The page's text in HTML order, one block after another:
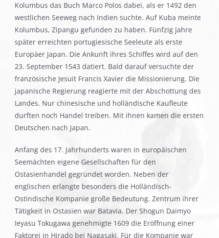
Kolumbus das Buch Marco Polos dabei, als er 1492 den
westlichen Seeweg nach Indien suchte. Auf Kuba meinte
Kolumbus, Zipangu gefunden zu haben. Fünfzig Jahre
später erreichten portugiesische Seeleute als erste
Europäer Japan. Die Ankunft ihres Schiffes wird auf den
23. September 1543 datiert. Bald darauf versuchte der
französische Jesuit Francis Xavier die Missionierung. Die
japanische Regierung reagierte mit der Abschottung des
Landes. Nur chinesische und holländische Kaufleute
durften noch Handel treiben. Mit ihnen kamen die ersten
Deutschen nach Japan.
Anfang des 17. Jahrhunderts waren in europäischen
Seemächten eigene Gesellschaften für den
Ostasienhandel gegründet worden. Neben der
englischen erlangte besonders die Holländisch-
Ostindische Kompanie große Bedeutung. Zentrum ihrer
Tätigkeit in Ostasien war Batavia. Der Shogun Daimyo
Ieyasu Tokugawa genehmigte 1609 die Eröffnung einer
Faktorei in Hirado bei Nagasaki. Für die Kompanie war